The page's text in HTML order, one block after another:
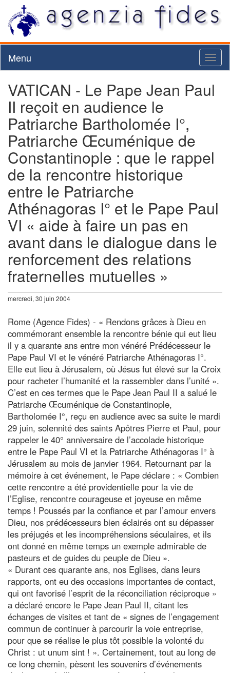
Menu
VATICAN - Le Pape Jean Paul
II reçoit en audience le
Patriarche Bartholomée I°,
Patriarche Œcuménique de
Constantinople : que le rappel
de la rencontre historique
entre le Patriarche
Athénagoras I° et le Pape Paul
VI « aide à faire un pas en
avant dans le dialogue dans le
renforcement des relations
fraternelles mutuelles »
mercredi, 30 juin 2004
Rome (Agence Fides) - « Rendons grâces à Dieu en
commémorant ensemble la rencontre bénie qui eut lieu
il y a quarante ans entre mon vénéré Prédécesseur le
Pape Paul VI et le vénéré Patriarche Athénagoras I°.
Elle eut lieu à Jérusalem, où Jésus fut élevé sur la Croix
pour racheter l’humanité et la rassembler dans l’unité ».
C’est en ces termes que le Pape Jean Paul II a salué le
Patriarche Œcuménique de Constantinople,
Bartholomée I°, reçu en audience avec sa suite le mardi
29 juin, solennité des saints Apôtres Pierre et Paul, pour
rappeler le 40° anniversaire de l’accolade historique
entre le Pape Paul VI et la Patriarche Athénagoras I° à
Jérusalem au mois de janvier 1964. Retournant par la
mémoire à cet événement, le Pape déclare : « Combien
cette rencontre a été providentielle pour la vie de
l’Eglise, rencontre courageuse et joyeuse en même
temps ! Poussés par la confiance et par l’amour envers
Dieu, nos prédécesseurs bien éclairés ont su dépasser
les préjugés et les incompréhensions séculaires, et ils
ont donné en même temps un exemple admirable de
pasteurs et de guides du peuple de Dieu ».
« Durant ces quarante ans, nos Eglises, dans leurs
rapports, ont eu des occasions importantes de contact,
qui ont favorisé l’esprit de la réconciliation réciproque »
a déclaré encore le Pape Jean Paul II, citant les
échanges de visites et tant de « signes de l’engagement
commun de continuer à parcourir la voie entreprise,
pour que se réalise le plus tôt possible la volonté du
Christ : ut unum sint ! ». Certainement, tout au long de
ce long chemin, pèsent les souvenirs d’événements